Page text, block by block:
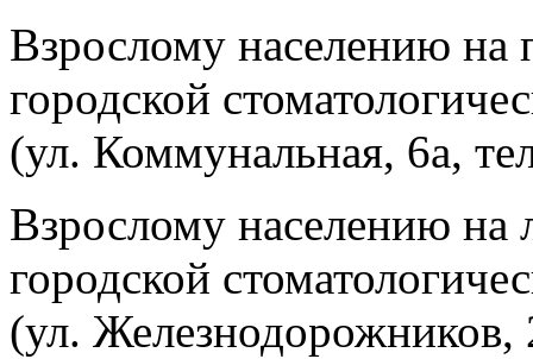
Взрослому населению на
городской
(ул. Коммунальная, 6а,
Взрослому населению на
городской
(ул. Железнодорожников,